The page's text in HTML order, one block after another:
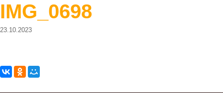
IMG_0698
23.10.2023